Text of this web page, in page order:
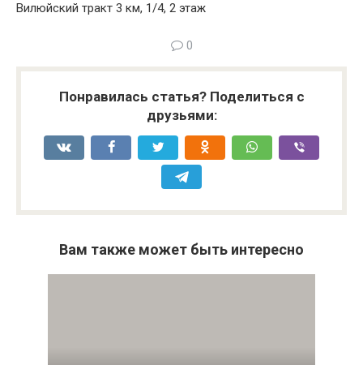
Вилюйский тракт 3 км, 1/4, 2 этаж
0
Понравилась статья? Поделиться с
друзьями:
Вам также может быть интересно